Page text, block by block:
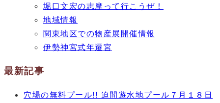
堀口文宏の志摩って行こうぜ！
地域情報
関東地区での物産展開催情報
伊勢神宮式年遷宮
最新記事
穴場の無料プール!! 迫間遊水地プール７月１８日